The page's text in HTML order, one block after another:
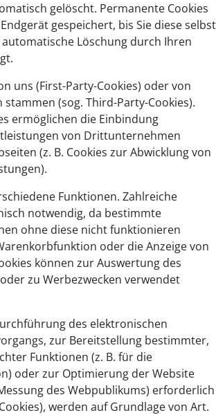
gelöscht. Permanente Cookies
gespeichert, bis Sie diese selbst
Löschung durch Ihren
uns (First-Party-Cookies) oder von
(sog. Third-Party-Cookies).
ermöglichen die Einbindung
von Drittunternehmen
(z. B. Cookies zur Abwicklung von
Funktionen. Zahlreiche
notwendig, da bestimmte
ohne diese nicht funktionieren
oder die Anzeige von
können zur Auswertung des
zu Werbezwecken verwendet
des elektronischen
zur Bereitstellung bestimmter,
Funktionen (z. B. für die
oder zur Optimierung der Website
des Webpublikums) erforderlich
werden auf Grundlage von Art.